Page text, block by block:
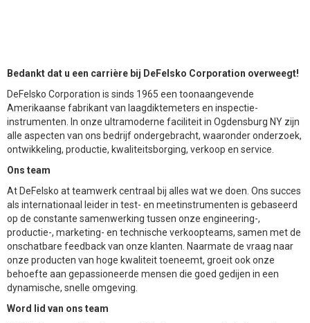
Bedankt dat u een carrière bij DeFelsko Corporation overweegt!
DeFelsko Corporation is sinds 1965 een toonaangevende
Amerikaanse fabrikant van laagdiktemeters en inspectie-
instrumenten. In onze ultramoderne faciliteit in Ogdensburg NY zijn
alle aspecten van ons bedrijf ondergebracht, waaronder onderzoek,
ontwikkeling, productie, kwaliteitsborging, verkoop en service.
Ons team
At DeFelsko at teamwerk centraal bij alles wat we doen. Ons succes
als internationaal leider in test- en meetinstrumenten is gebaseerd
op de constante samenwerking tussen onze engineering-,
productie-, marketing- en technische verkoopteams, samen met de
onschatbare feedback van onze klanten. Naarmate de vraag naar
onze producten van hoge kwaliteit toeneemt, groeit ook onze
behoefte aan gepassioneerde mensen die goed gedijen in een
dynamische, snelle omgeving.
Word lid van ons team